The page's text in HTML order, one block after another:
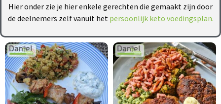
Hier onder zie je hier enkele gerechten die gemaakt zijn door
de deelnemers zelf vanuit het persoonlijk keto voedingsplan.